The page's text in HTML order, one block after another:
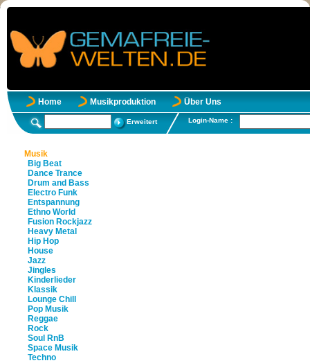
Home Musikproduktion Über Uns
Erweitert Login-Name :
Musik
Big Beat
Dance Trance
Drum and Bass
Electro Funk
Entspannung
Ethno World
Fusion Rockjazz
Heavy Metal
Hip Hop
House
Jazz
Jingles
Kinderlieder
Klassik
Lounge Chill
Pop Musik
Reggae
Rock
Soul RnB
Space Musik
Techno